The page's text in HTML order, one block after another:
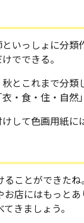
いっしょに分類
でできる。
とこれまで分類
・食・住・自然
して色画用紙に
ることができた
お店にはもっとあ
きましょう。